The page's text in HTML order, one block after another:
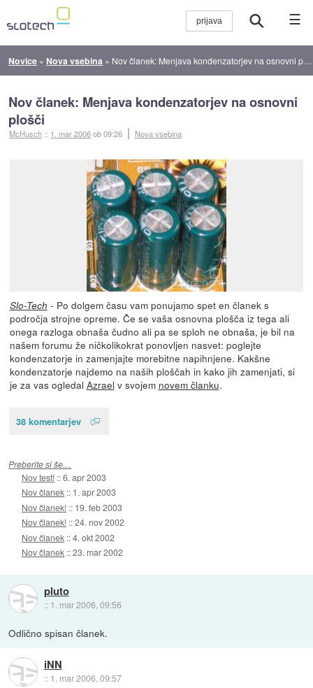
☰
Novice » Nova vsebina » Nov članek: Menjava kondenzatorjev na osnovni plošči
Nov članek: Menjava kondenzatorjev na osnovni
plošči
McHusch :: 1. mar 2006ob 09:26 Nova vsebina
Slo-Tech - Po dolgem času vam ponujamo spet en članek s
področja strojne opreme. Če se vaša osnovna plošča iz tega ali
onega razloga obnaša čudno ali pa se sploh ne obnaša, je bil na
našem forumu že ničkolikokrat ponovljen nasvet: poglejte
kondenzatorje in zamenjajte morebitne napihnjene. Kakšne
kondenzatorje najdemo na naših ploščah in kako jih zamenjati, si
je za vas ogledal Azrael v svojem novem članku.
38 komentarjev
Preberite si še…
Nov test! ::6. apr 2003
Nov članek :: 1. apr 2003
Nov članek! :: 19. feb 2003
Nov članek! ::24. nov 2002
Nov članek ::4. okt 2002
Nov članek ::23. mar 2002
pluto
:: 1. mar 2006, 09:56
Odlično spisan članek.
iNN
:: 1. mar 2006, 09:57